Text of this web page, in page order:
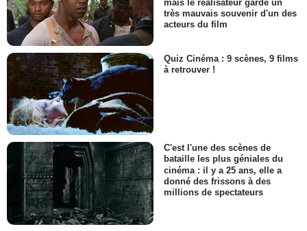
mais le réalisateur garde un
très mauvais souvenir d'un des
acteurs du film
Quiz Cinéma : 9 scènes, 9 films
à retrouver !
C'est l'une des scènes de
bataille les plus géniales du
cinéma : il y a 25 ans, elle a
donné des frissons à des
millions de spectateurs